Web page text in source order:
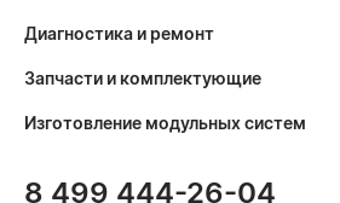
Диагностика и ремонт
Запчасти и комплектующие
Изготовление модульных систем
8 499 444-26-04